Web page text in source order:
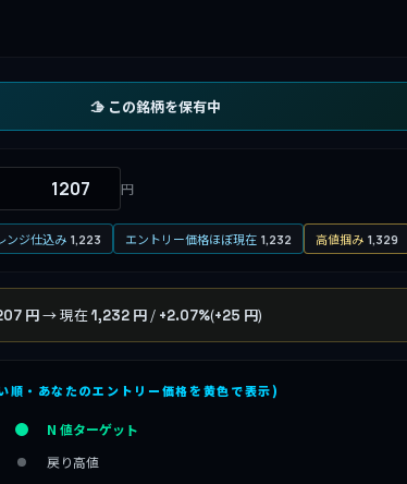
🫱 この銘柄を保有中
円
ンジ仕込み 1,223 エントリー価格ほぼ現在 1,232 高値掴み 1,329
円→ 現在1,232 円 / +2.07%(+25 円)
順・あなたのエントリー価格を黄色で表示)
N 値ターゲット
戻り高値